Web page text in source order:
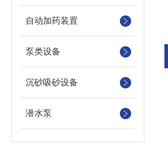
自动加药装置
泵类设备
沉砂吸砂设备
潜水泵